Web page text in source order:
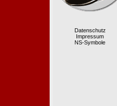
Datenschutz
Impressum
NS-Symbole